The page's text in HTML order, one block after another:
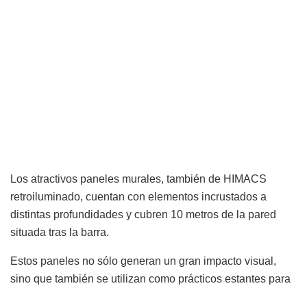
Los atractivos paneles murales, también de HIMACS
retroiluminado, cuentan con elementos incrustados a
distintas profundidades y cubren 10 metros de la pared
situada tras la barra.
Estos paneles no sólo generan un gran impacto visual,
sino que también se utilizan como prácticos estantes para